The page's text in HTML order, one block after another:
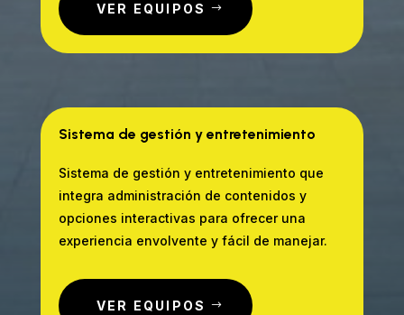
VER EQUIPOS
Sistema de gestión y entretenimiento
Sistema de gestión y entretenimiento que
integra administración de contenidos y
opciones interactivas para ofrecer una
experiencia envolvente y fácil de manejar.
VER EQUIPOS